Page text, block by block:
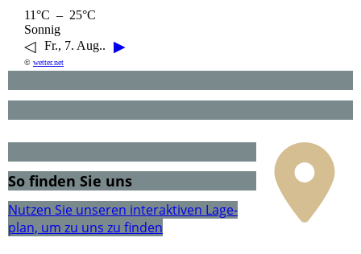
11°C – 25°C
Sonnig
◁ Fr., 7. Aug.. ▶
© wetter.net
So finden Sie uns
Nutzen Sie unseren interaktiven La­ge­
plan, um zu uns zu finden